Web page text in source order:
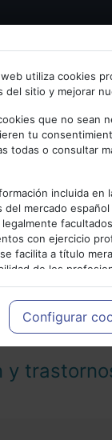
a
Email
regístrate con tu
utiliza cookies
del sitio y mejorar
que no sean
tu
todas o consultar
incluida en
del mercado
con ejercicio
facilita a título
de los
y decidir, en
a las necesidades del
Configurar
y